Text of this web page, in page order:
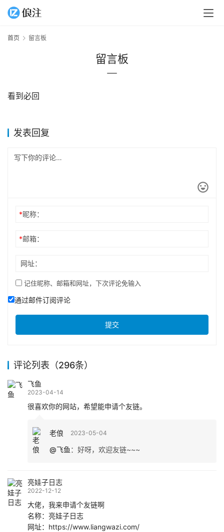
首页 留言板
留言板
看到必回
发表回复
*昵称：
*邮箱：
网址：
记住昵称、邮箱和网址，下次评论免输入
通过邮件订阅评论
提交
评论列表（296条）
飞鱼
2023-04-14
很喜欢你的网站，希望能申请个友链。
老俍 2023-05-04
@飞鱼 ： 好呀，欢迎友链~~~
亮娃子日志
2022-12-12
大佬，我来申请个友链啊
名称：亮娃子日志
网址：https://www.liangwazi.com/